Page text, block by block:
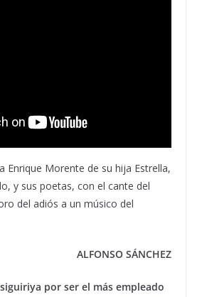
Enrique Morente de su hija Estrella,
y sus poetas, con el cante del
del adiós a un músico del
ALFONSO SÁNCHEZ
por ser el más empleado